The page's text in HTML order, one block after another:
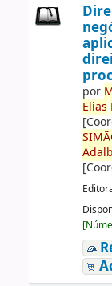
por
Elias
[Coor
[Coor
[